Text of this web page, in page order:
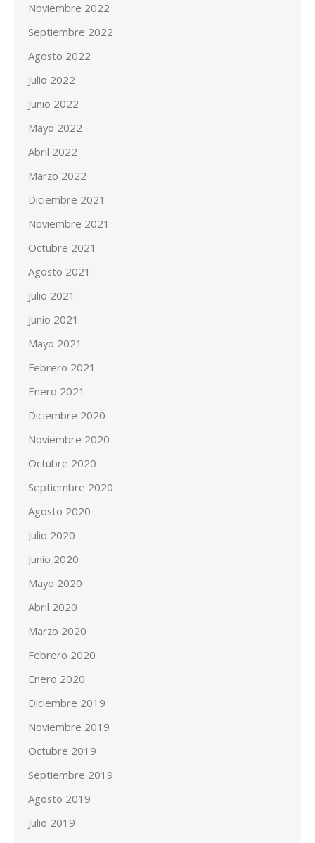
Noviembre 2022
Septiembre 2022
Agosto 2022
Julio 2022
Junio 2022
Mayo 2022
Abril 2022
Marzo 2022
Diciembre 2021
Noviembre 2021
Octubre 2021
Agosto 2021
Julio 2021
Junio 2021
Mayo 2021
Febrero 2021
Enero 2021
Diciembre 2020
Noviembre 2020
Octubre 2020
Septiembre 2020
Agosto 2020
Julio 2020
Junio 2020
Mayo 2020
Abril 2020
Marzo 2020
Febrero 2020
Enero 2020
Diciembre 2019
Noviembre 2019
Octubre 2019
Septiembre 2019
Agosto 2019
Julio 2019